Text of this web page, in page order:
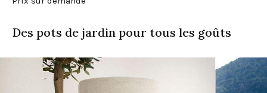
Des pots de jardin pour tous les goûts